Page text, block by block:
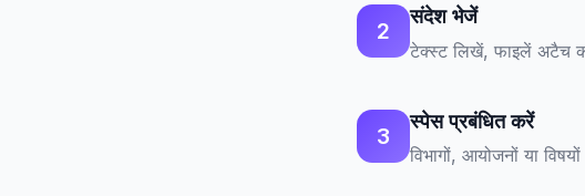
2
संदेश भेजें
टेक्स्ट लिखें, फाइलें अटैच
3
स्पेस प्रबंधित करें
विभागों, आयोजनों या